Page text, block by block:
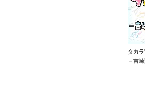
タカ
－吉